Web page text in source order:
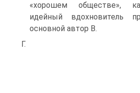
«хорошем обществе»,
идейный вдохновитель
основной автор В.
Г.